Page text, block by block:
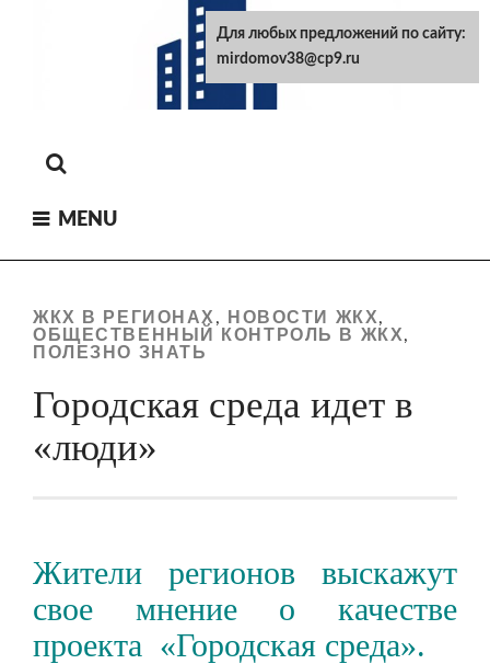
MENU
ЖКХ В РЕГИОНАХ , НОВОСТИ ЖКХ,
ОБЩЕСТВЕННЫЙ КОНТРОЛЬ В ЖКХ,
ПОЛЕЗНО ЗНАТЬ
Городская среда идет в
«люди»
Жители регионов выскажут
свое мнение о качестве
проекта «Городская среда».
Для любых предложений по сайту:
mirdomov38@cp9.ru